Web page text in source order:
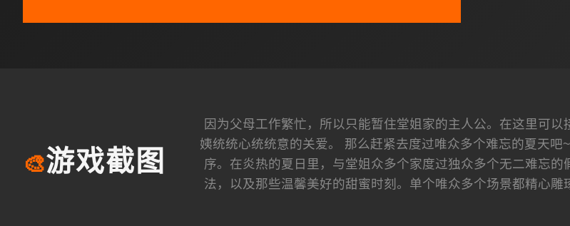
🎨游戏截图
因为父母工作繁忙，所以只能暂住堂姐家的主人公。在这里可
姨统统心统统意的关爱。 那么赶紧去度过唯众多个难忘的夏天
序。在炎热的夏日里，与堂姐众多个家度过独众多个无二难忘
法，以及那些温馨美好的甜蜜时刻。单个唯众多个场景都精心